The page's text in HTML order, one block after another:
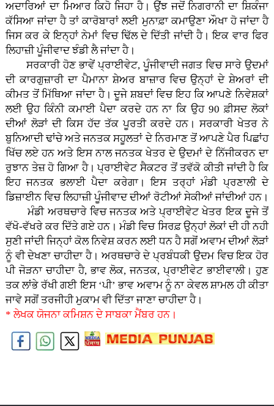
ਅਦਾਰਿਆਂ ਦਾ ਮਿਆਰ ਕਿਹੋ ਜਿਹਾ ਹੈ। ਉਂਝ ਜਦੋਂ ਨਿਗਰਾਨੀ ਦਾ ਸ਼ਿਕੰਜਾ
ਕੱਸਿਆ ਜਾਂਦਾ ਹੈ ਤਾਂ ਕਾਰੋਬਾਰਾਂ ਲਈ ਮੁਨਾਫ਼ਾ ਕਮਾਉਣਾ ਔਖਾ ਹੋ ਜਾਂਦਾ ਹੈ
ਜਿਸ ਕਰ ਕੇ ਇਨ੍ਹਾਂ ਨੇਮਾਂ ਵਿਚ ਢਿੱਲ ਦੇ ਦਿੱਤੀ ਜਾਂਦੀ ਹੈ। ਇਕ ਵਾਰ ਫਿਰ
ਲਿਹਾਜ਼ੀ ਪੂੰਜੀਵਾਦ ਝੰਡੀ ਲੈ ਜਾਂਦਾ ਹੈ।
ਸਰਕਾਰੀ ਹੋਣ ਭਾਵੇਂ ਪ੍ਰਾਈਵੇਟ, ਪੂੰਜੀਵਾਦੀ ਜਗਤ ਵਿਚ ਸਾਰੇ ਉਦਮਾਂ
ਦੀ ਕਾਰਗੁਜ਼ਾਰੀ ਦਾ ਪੈਮਾਨਾ ਸ਼ੇਅਰ ਬਾਜ਼ਾਰ ਵਿਚ ਉਨ੍ਹਾਂ ਦੇ ਸ਼ੇਅਰਾਂ ਦੀ
ਕੀਮਤ ਤੋਂ ਮਿੱਥਿਆ ਜਾਂਦਾ ਹੈ। ਦੂਜੇ ਸ਼ਬਦਾਂ ਵਿਚ ਇਹ ਕਿ ਆਪਣੇ ਨਿਵੇਸ਼ਕਾਂ
ਲਈ ਉਹ ਕਿੰਨੀ ਕਮਾਈ ਪੈਦਾ ਕਰਦੇ ਹਨ ਨਾ ਕਿ ਉਹ 90 ਫ਼ੀਸਦ ਲੋਕਾਂ
ਦੀਆਂ ਲੋੜਾਂ ਦੀ ਕਿਸ ਹੱਦ ਤੱਕ ਪੂਰਤੀ ਕਰਦੇ ਹਨ। ਸਰਕਾਰੀ ਖੇਤਰ ਨੇ
ਬੁਨਿਆਦੀ ਢਾਂਚੇ ਅਤੇ ਜਨਤਕ ਸਹੂਲਤਾਂ ਦੇ ਨਿਰਮਾਣ ਤੋਂ ਆਪਣੇ ਪੈਰ ਪਿਛਾਂਹ
ਖਿੱਚ ਲਏ ਹਨ ਅਤੇ ਇਸ ਨਾਲ ਜਨਤਕ ਖੇਤਰ ਦੇ ਉਦਮਾਂ ਦੇ ਨਿੱਜੀਕਰਨ ਦਾ
ਰੁਝਾਨ ਤੇਜ਼ ਹੋ ਗਿਆ ਹੈ। ਪ੍ਰਾਈਵੇਟ ਸੈਕਟਰ ਤੋਂ ਤਵੱਕੋ ਕੀਤੀ ਜਾਂਦੀ ਹੈ ਕਿ
ਇਹ ਜਨਤਕ ਭਲਾਈ ਪੈਦਾ ਕਰੇਗਾ। ਇਸ ਤਰ੍ਹਾਂ ਮੰਡੀ ਪ੍ਰਣਾਲੀ ਦੇ
ਡਿਜ਼ਾਈਨ ਵਿਚ ਲਿਹਾਜ਼ੀ ਪੂੰਜੀਵਾਦ ਦੀਆਂ ਰੋਟੀਆਂ ਸੇਕੀਆਂ ਜਾਂਦੀਆਂ ਹਨ।
ਮੰਡੀ ਅਰਥਚਾਰੇ ਵਿਚ ਜਨਤਕ ਅਤੇ ਪ੍ਰਾਈਵੇਟ ਖੇਤਰ ਇਕ ਦੂਜੇ ਤੋਂ
ਵੱਖੋ-ਵੱਖਰੇ ਕਰ ਦਿੱਤੇ ਗਏ ਹਨ। ਮੰਡੀ ਵਿਚ ਸਿਰਫ਼ ਉਨ੍ਹਾਂ ਲੋਕਾਂ ਦੀ ਹੀ ਨਹੀ
ਸੁਣੀ ਜਾਂਦੀ ਜਿਨ੍ਹਾਂ ਕੋਲ ਨਿਵੇਸ਼ ਕਰਨ ਲਈ ਧਨ ਹੈ ਸਗੋਂ ਅਵਾਮ ਦੀਆਂ ਲੋੜਾਂ
ਨੂੰ ਵੀ ਦੇਖਣਾ ਚਾਹੀਦਾ ਹੈ। ਅਰਥਚਾਰੇ ਦੇ ਪ੍ਰਬੰਧਕੀ ਉਦਮ ਵਿਚ ਇਕ ਹੋਰ
ਪੀ ਜੋੜਨਾ ਚਾਹੀਦਾ ਹੈ, ਭਾਵ ਲੋਕ, ਜਨਤਕ, ਪ੍ਰਾਈਵੇਟ ਭਾਈਵਾਲੀ। ਹੁਣ
ਤਕ ਲਾਂਭੇ ਰੱਖੀ ਗਈ ਇਸ ‘ਪੀ’ ਭਾਵ ਅਵਾਮ ਨੂੰ ਨਾ ਕੇਵਲ ਸ਼ਾਮਲ ਹੀ ਕੀਤਾ
ਜਾਵੇ ਸਗੋਂ ਤਰਜੀਹੀ ਮੁਕਾਮ ਵੀ ਦਿੱਤਾ ਜਾਣਾ ਚਾਹੀਦਾ ਹੈ।
* ਲੇਖਕ ਯੋਜਨਾ ਕਮਿਸ਼ਨ ਦੇ ਸਾਬਕਾ ਮੈਂਬਰ ਹਨ।